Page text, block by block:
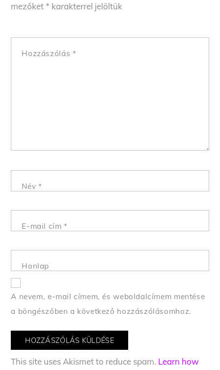
mezőket* karakterrel jelöltük
Hozzászólás *
Név *
E-mail cím*
Honlap
A nevem, e-mail címem, és weboldalcímem mentése
a böngészőben a következő hozzászólásomhoz.
This site uses Akismet to reduce spam. Learn how